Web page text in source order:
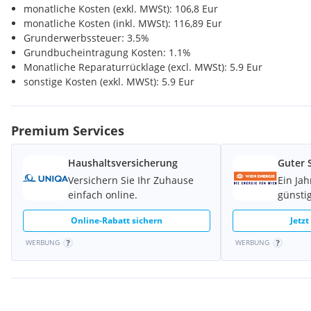
Abstellraum ca. 3,74 m²
Wohnküche ca. 25,44 m²
Schlafzimmer ca. 12,28 m²
Badezimmer ca. 6,33 m²
Balkon ca. 12,32 m²
Kellerabteil ca. 4,41 m²
EinTiefgaragenstellplatz
Auf unserer Homepage finden Sie eine Übersicht zu dem Projekt
den Projekten "Gretls Garten" und "Leo am Teich", welche sich
befinden.
www.mast-immo.at
Polizei <1500m
monatliche Kosten (exkl. MWSt): 106,8 Eur
monatliche Kosten (inkl. MWSt): 116,89 Eur
Grunderwerbssteuer: 3.5%
Grundbucheintragung Kosten: 1.1%
Monatliche Reparaturrücklage (excl. MWSt): 5.9 Eur
sonstige Kosten (exkl. MWSt): 5.9 Eur
Premium Services
Haushaltsversicherung
Versichern Sie Ihr Zuhause
einfach online.
Online-Rabatt sichern
WERBUNG
Guter
Ein
WERBUNG